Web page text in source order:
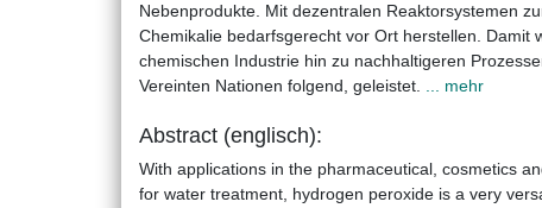
Nebenprodukte. Mit dezentralen Reaktorsystemen
Chemikalie bedarfsgerecht vor Ort herstellen.
chemischen Industrie hin zu nachhaltigeren
Vereinten Nationen folgend, geleistet. ... mehr
Abstract (englisch):
With applications in the pharmaceutical, cosmetics
for water treatment, hydrogen peroxide is a very